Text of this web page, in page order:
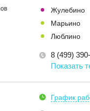
Жулебино
Марьино
Люблино
8 (499)
Показать
График